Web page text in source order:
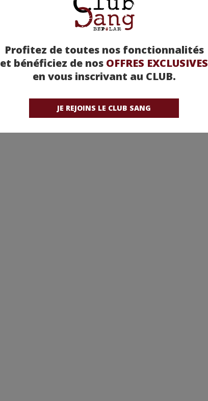
Profitez de toutes nos fonctionnalités
et bénéficiez de nos OFFRES EXCLUSIVES
en vous inscrivant au CLUB.
JE REJOINS LE CLUB SANG